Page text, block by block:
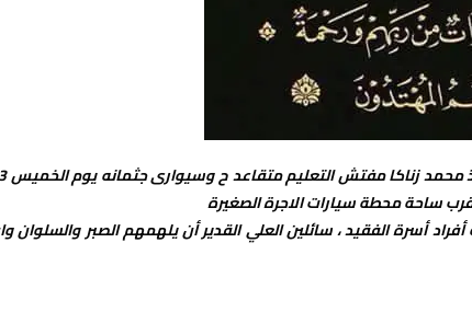
انتقل إلى دار البقاء بعد عصر
أسرة الفقيد ، سائلين العلي القدير أن يلهمهم الصبر والسلوان